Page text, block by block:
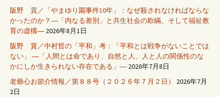
阪野 貢／「やまゆり園事件10年」：なぜ殺されなければならな
かったのか？―「内なる差別」と共生社会の欺瞞、そして福祉教
育の虚構― 2026年8月1日
阪野 貢／中村哲の「平和」考：「平和とは戦争がないことでは
ない」 ―「人間とは命であり、自然と人、人と人の関係性のな
かにしか生きられない存在である」― 2026年7月8日
老爺心お節介情報／第８８号（２０２６年７月２日）
2026年7月
2日